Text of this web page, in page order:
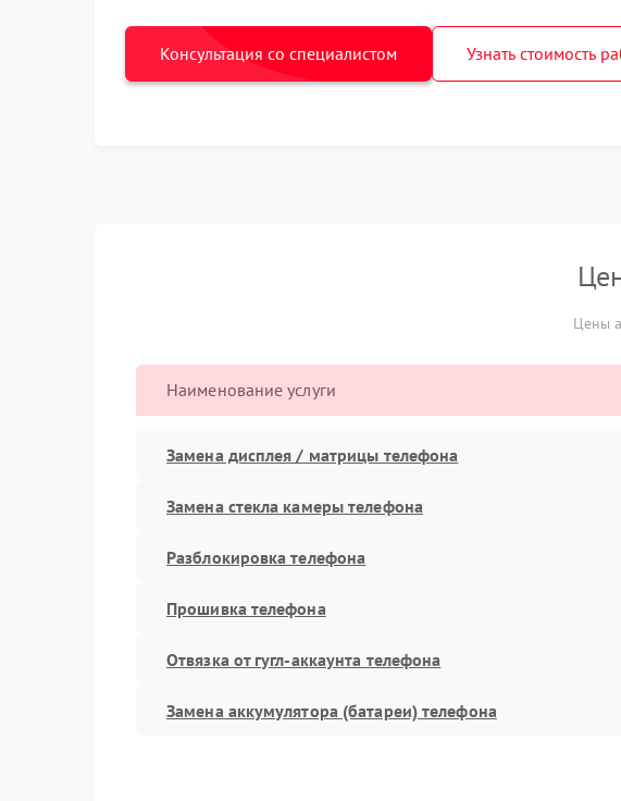
Консультация со специалистом Узнать стоимость
Цены
Наименование услуги
Замена дисплея / матрицы телефона
Замена стекла камеры телефона
Разблокировка телефона
Прошивка телефона
Отвязка от гугл-аккаунта телефона
Замена аккумулятора (батареи) телефона